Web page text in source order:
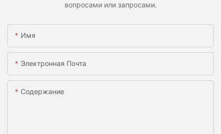
вопросами или запросами.
Имя
Электронная Почта
Содержание